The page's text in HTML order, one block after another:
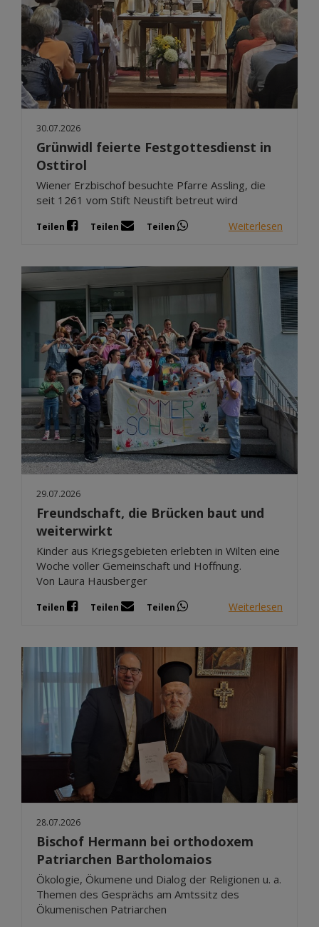
30.07.2026
Grünwidl feierte Festgottesdienst in
Osttirol
Wiener Erzbischof besuchte Pfarre Assling, die
seit 1261 vom Stift Neustift betreut wird
Teilen Teilen Teilen Weiterlesen
29.07.2026
Freundschaft, die Brücken baut und
weiterwirkt
Kinder aus Kriegsgebieten erlebten in Wilten eine
Woche voller Gemeinschaft und Hoffnung.
Von Laura Hausberger
Teilen Teilen Teilen Weiterlesen
28.07.2026
Bischof Hermann bei orthodoxem
Patriarchen Bartholomaios
Ökologie, Ökumene und Dialog der Religionen u. a.
Themen des Gesprächs am Amtssitz des
Ökumenischen Patriarchen